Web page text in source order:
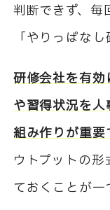
判断できず、毎
「やりっぱな
研修会社を有
や習得状況を
組み作りが重要
ウトプットの
ておくことが一